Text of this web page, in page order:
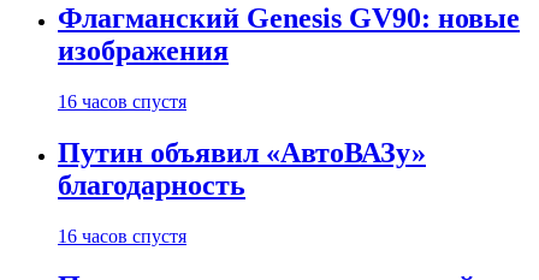
Флагманский Genesis GV90: новые
изображения
16 часов спустя
Путин объявил «АвтоВАЗу»
благодарность
16 часов спустя